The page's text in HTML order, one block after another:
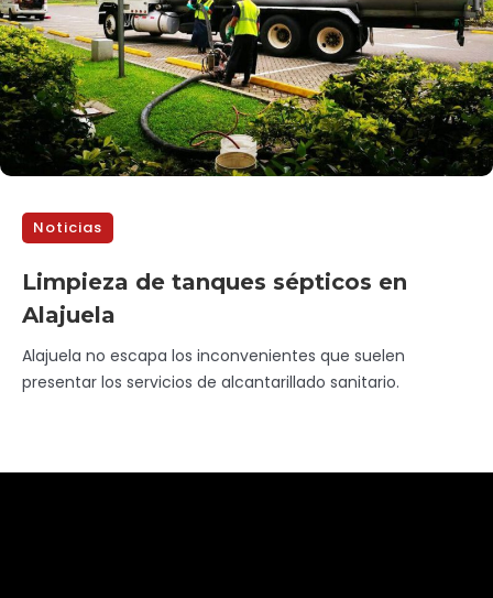
Noticias
Limpieza de tanques sépticos en
Alajuela
Alajuela no escapa los inconvenientes que suelen
presentar los servicios de alcantarillado sanitario.